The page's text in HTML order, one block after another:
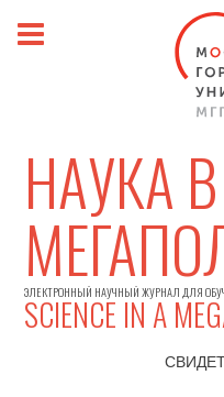
НАУКА В
ЭЛЕКТРОННЫЙ НАУЧНЫЙ ЖУРНАЛ ДЛЯ
SCIENCE IN A